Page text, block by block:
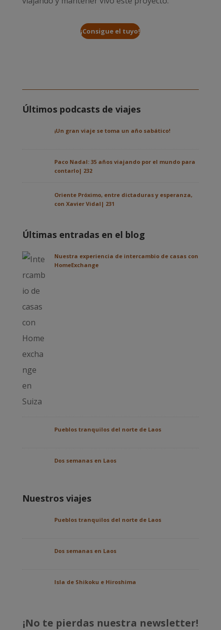
¡Consigue el tuyo!
Últimos podcasts de viajes
¡Un gran viaje se toma un año sabático!
Paco Nadal: 35 años viajando por el mundo para
contarlo| 232
Oriente Próximo, entre dictaduras y esperanza,
con Xavier Vidal| 231
Últimas entradas en el blog
Nuestra experiencia de intercambio de casas con
HomeExchange
Pueblos tranquilos del norte de Laos
Dos semanas en Laos
Nuestros viajes
Pueblos tranquilos del norte de Laos
Dos semanas en Laos
Isla de Shikoku e Hiroshima
¡No te pierdas nuestra newsletter!